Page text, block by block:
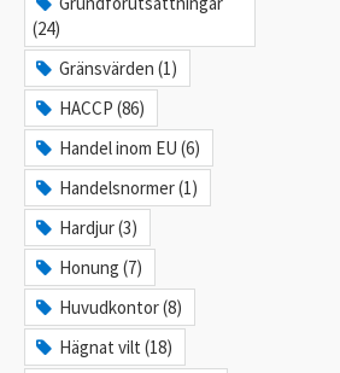
(24)
Gränsvärden (1)
HACCP (86)
Handel inom EU (6)
Handelsnormer (1)
Hardjur (3)
Honung (7)
Huvudkontor (8)
Hägnat vilt (18)